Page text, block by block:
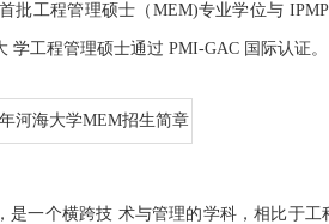
批工程管理硕士（MEM)专业学位与
学工程管理硕士通过 PMI-GAC 国际认证。
是一个横跨技 术与管理的学科，相比于